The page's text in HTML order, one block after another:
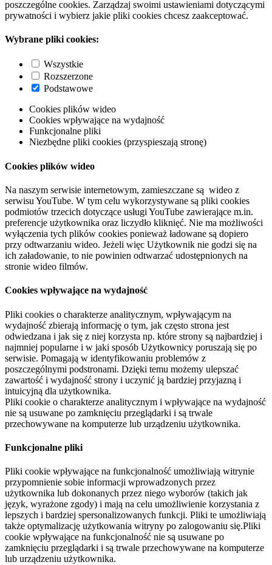
poszczególne cookies. Zarządzaj swoimi ustawieniami dotyczącymi
prywatności i wybierz jakie pliki cookies chcesz zaakceptować.
Wybrane pliki cookies:
Wszystkie
Rozszerzone
Podstawowe
Cookies plików wideo
Cookies wpływające na wydajność
Funkcjonalne pliki
Niezbędne pliki cookies (przyspieszają stronę)
Cookies plików wideo
Na naszym serwisie internetowym, zamieszczane są wideo z
serwisu YouTube. W tym celu wykorzystywane są pliki cookies
podmiotów trzecich dotyczące usługi YouTube zawierające m.in.
preferencje użytkownika oraz liczydło kliknięć. Nie ma możliwości
wyłączenia tych plików cookies ponieważ ładowane są dopiero
przy odtwarzaniu wideo. Jeżeli więc Użytkownik nie godzi się na
ich załadowanie, to nie powinien odtwarzać udostępnionych na
stronie wideo filmów.
Cookies wpływające na wydajność
Pliki cookies o charakterze analitycznym, wpływającym na
wydajność zbierają informację o tym, jak często strona jest
odwiedzana i jak się z niej korzysta np. które strony są najbardziej i
najmniej popularne i w jaki sposób Użytkownicy poruszają się po
serwisie. Pomagają w identyfikowaniu problemów z
poszczególnymi podstronami. Dzięki temu możemy ulepszać
zawartość i wydajność strony i uczynić ją bardziej przyjazną i
intuicyjną dla użytkownika.
Pliki cookie o charakterze analitycznym i wpływające na wydajność
nie są usuwane po zamknięciu przeglądarki i są trwale
przechowywane na komputerze lub urządzeniu użytkownika.
Funkcjonalne pliki
Pliki cookie wpływające na funkcjonalność umożliwiają witrynie
przypomnienie sobie informacji wprowadzonych przez
użytkownika lub dokonanych przez niego wyborów (takich jak
język, wyrażone zgody) i mają na celu umożliwienie korzystania z
lepszych i bardziej spersonalizowanych funkcji. Pliki te umożliwiają
także optymalizację użytkowania witryny po zalogowaniu się.Pliki
cookie wpływające na funkcjonalność nie są usuwane po
zamknięciu przeglądarki i są trwale przechowywane na komputerze
lub urządzeniu użytkownika.